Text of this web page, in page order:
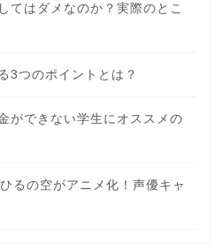
てはダメなのか？実際のとこ
3つのポイントとは？
ができない学生にオススメの
るの空がアニメ化！声優キャ